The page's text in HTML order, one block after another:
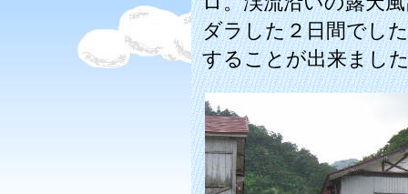
ダラした２日間でし
することが出来まし